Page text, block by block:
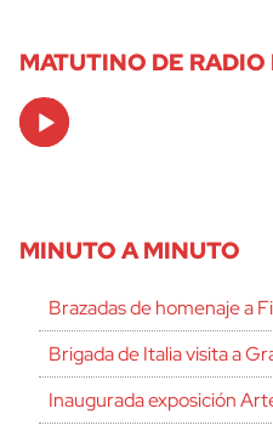
MATUTINO DE
Audio
Player
MINUTO A MINUTO
Brazadas de homenaje a
Brigada de Italia visita a
Inaugurada exposición